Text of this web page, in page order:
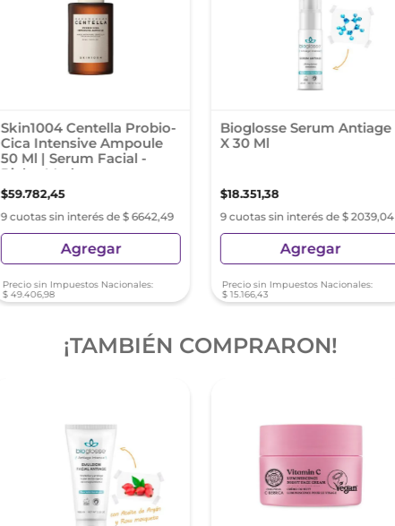
Skin1004 Centella Probio-
Cica Intensive Ampoule
50 Ml | Serum Facial -
Pieles Maduras
$59.782,45
9 cuotas sin interés de $ 6642,49
Agregar
Precio sin Impuestos Nacionales:
$ 49.406,98
Bioglosse Serum Antiage
X 30 Ml
$18.351,38
9 cuotas sin interés de $ 2039,04
Agregar
Precio sin Impuestos Nacionales:
$ 15.166,43
¡TAMBIÉN COMPRARON!